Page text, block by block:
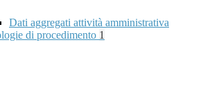
Dati aggregati attività amministrativa
di procedimento 1